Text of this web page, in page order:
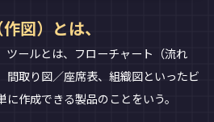
図）とは、
ールとは、フローチャート（流れ
間取り図／座席表、組織図といったビ
作成できる製品のことをいう。